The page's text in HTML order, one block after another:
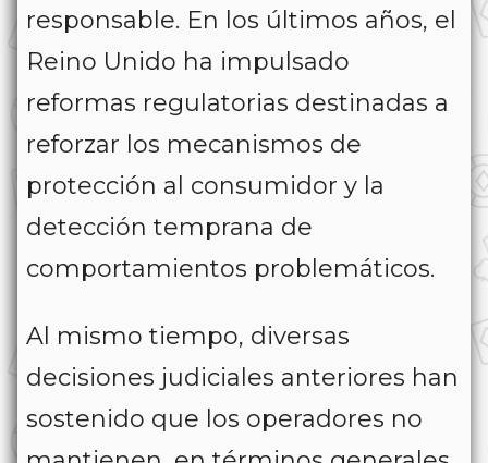
responsable. En los últimos años, el
Reino Unido ha impulsado
reformas regulatorias destinadas a
reforzar los mecanismos de
protección al consumidor y la
detección temprana de
comportamientos problemáticos.
Al mismo tiempo, diversas
decisiones judiciales anteriores han
sostenido que los operadores no